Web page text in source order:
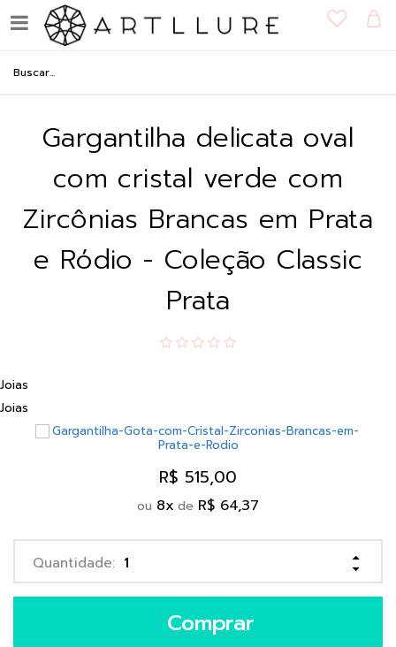
Gargantilha delicata oval
com cristal verde com
Zircônias Brancas em Prata
e Ródio - Coleção Classic
Prata
Joias
Joias
R$ 515,00
ou 8x de R$ 64,37
Comprar